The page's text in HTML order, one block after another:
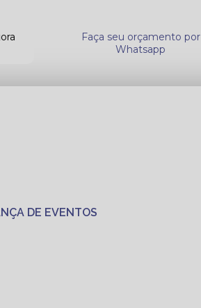
Faça seu orçamento por
Whatsapp
DE EVENTOS